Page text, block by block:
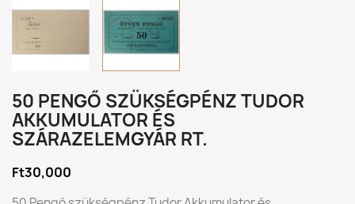
50 PENGŐ SZÜKSÉGPÉNZ TUDOR
AKKUMULATOR ÉS
SZÁRAZELEMGYÁR RT.
Ft30,000